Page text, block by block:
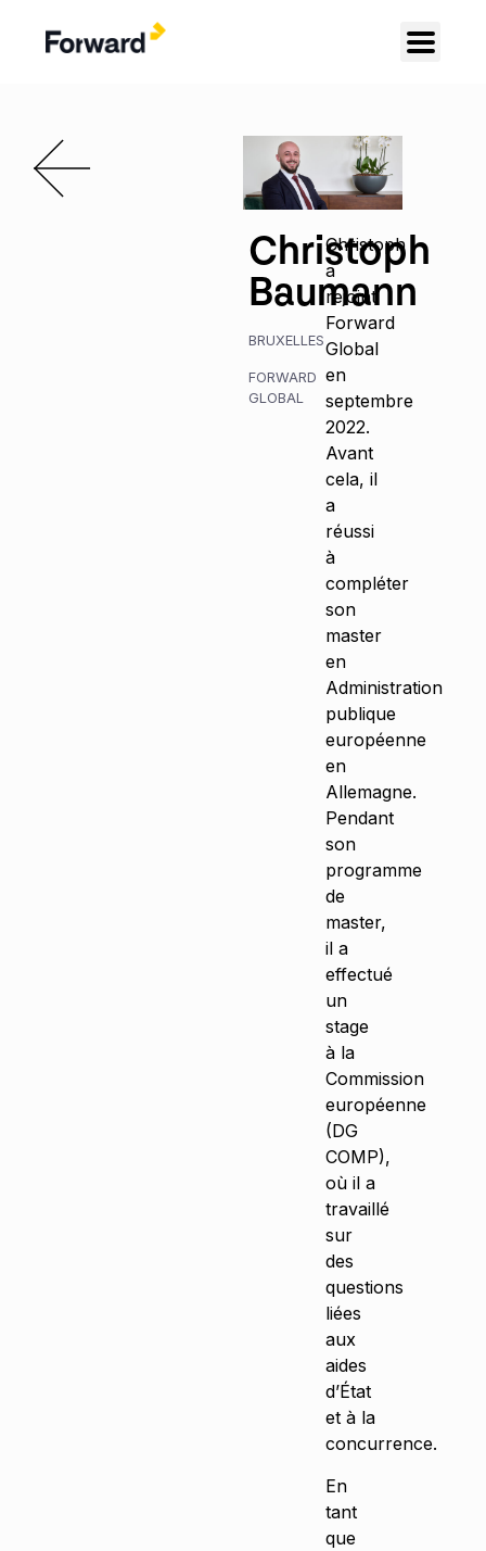
Christoph
Baumann
BRUXELLES
FORWARD
GLOBAL
Christoph
a
rejoint
Forward
Global
en
septembre
2022.
Avant
cela, il
a
réussi
à
compléter
son
master
en
Administration
publique
européenne
en
Allemagne.
Pendant
son
programme
de
master,
il a
effectué
un
stage
à la
Commission
européenne
(DG
COMP),
où il a
travaillé
sur
des
questions
liées
aux
aides
d’État
et à la
concurrence.
En
tant
que